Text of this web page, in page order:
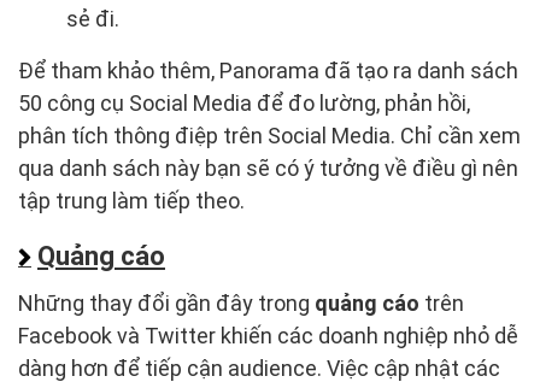
sẻ đi.
Để tham khảo thêm, Panorama đã tạo ra danh sách
50 công cụ Social Media để đo lường, phản hồi,
phân tích thông điệp trên Social Media. Chỉ cần xem
qua danh sách này bạn sẽ có ý tưởng về điều gì nên
tập trung làm tiếp theo.
Quảng cáo
Những thay đổi gần đây trong quảng cáo trên
Facebook và Twitter khiến các doanh nghiệp nhỏ dễ
dàng hơn để tiếp cận audience. Việc cập nhật các